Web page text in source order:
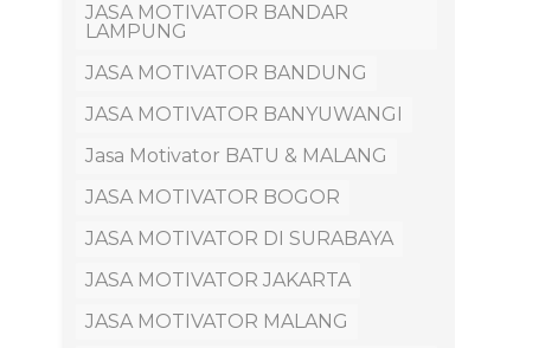
JASA MOTIVATOR BANDAR
LAMPUNG
JASA MOTIVATOR BANDUNG
JASA MOTIVATOR BANYUWANGI
Jasa Motivator BATU & MALANG
JASA MOTIVATOR BOGOR
JASA MOTIVATOR DI SURABAYA
JASA MOTIVATOR JAKARTA
JASA MOTIVATOR MALANG